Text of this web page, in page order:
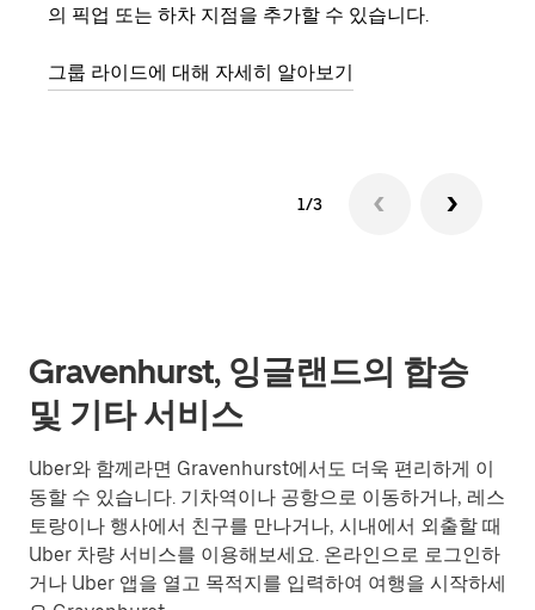
의 픽업 또는 하차 지점을 추가할 수 있습니다.
그룹 라이드에 대해 자세히 알아보기
1/3
Gravenhurst, 잉글랜드의 합승
및 기타 서비스
Uber와 함께라면 Gravenhurst에서도 더욱 편리하게 이
동할 수 있습니다. 기차역이나 공항으로 이동하거나, 레스
토랑이나 행사에서 친구를 만나거나, 시내에서 외출할 때
Uber 차량 서비스를 이용해보세요. 온라인으로 로그인하
거나 Uber 앱을 열고 목적지를 입력하여 여행을 시작하세